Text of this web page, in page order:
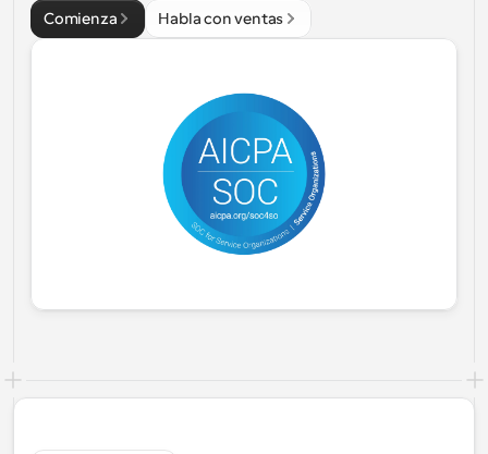
Comienza Habla con ventas